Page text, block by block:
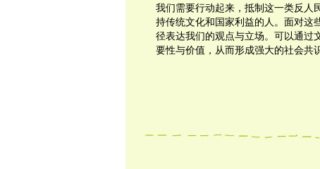
我们需要行动起来，抵制这一类反人
持传统文化和国家利益的人。面对这
径表达我们的观点与立场。可以通过
要性与价值，从而形成强大的社会共识